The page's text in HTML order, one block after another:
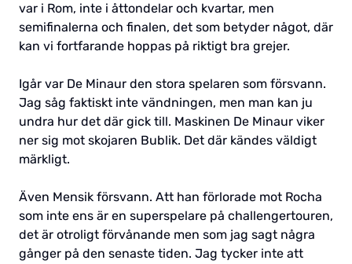
var i Rom, inte i åttondelar och kvartar, men
semifinalerna och finalen, det som betyder något, där
kan vi fortfarande hoppas på riktigt bra grejer.
Igår var De Minaur den stora spelaren som försvann.
Jag såg faktiskt inte vändningen, men man kan ju
undra hur det där gick till. Maskinen De Minaur viker
ner sig mot skojaren Bublik. Det där kändes väldigt
märkligt.
Även Mensik försvann. Att han förlorade mot Rocha
som inte ens är en superspelare på challengertouren,
det är otroligt förvånande men som jag sagt några
gånger på den senaste tiden. Jag tycker inte att